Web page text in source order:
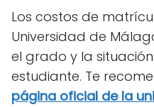
Los costos de
Universidad de
el grado y la
estudiante. Te
página oficial de la